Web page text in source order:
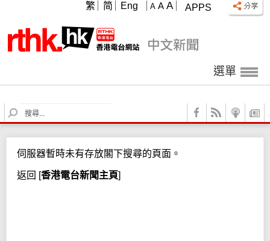
APPS
A A A
繁 简 Eng
選單
S
e
c
h
伺服器暫時未有存放閣下搜尋的頁面。
返回 [香港電台新聞主頁]